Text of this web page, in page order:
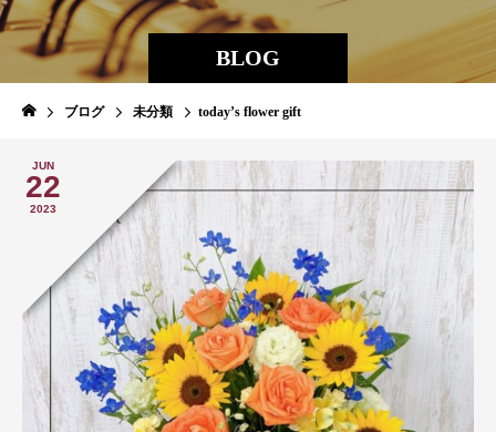
BLOG
ブログ 未分類 today’s flower gift
JUN
22
2023